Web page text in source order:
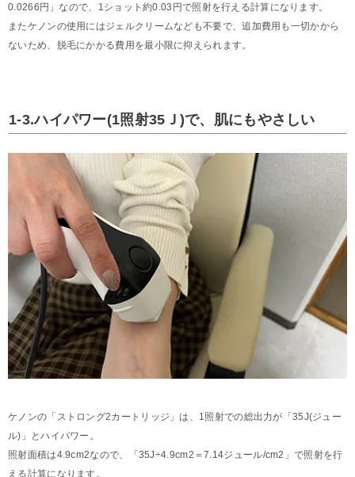
0.0266円」なので、1ショット約0.03円で照射を行える計算になります。
またケノンの使用にはジェルクリームなども不要で、追加費用も一切かから
ないため、脱毛にかかる費用を最小限に抑えられます。
1-3.ハイパワー(1照射35Ｊ)で、肌にもやさしい
ケノンの「ストロング2カートリッジ」は、1照射での総出力が「35J(ジュー
ル)」とハイパワー。
照射面積は4.9cm2なので、「35J÷4.9cm2＝7.14ジュール/cm2」で照射を行
える計算になります。